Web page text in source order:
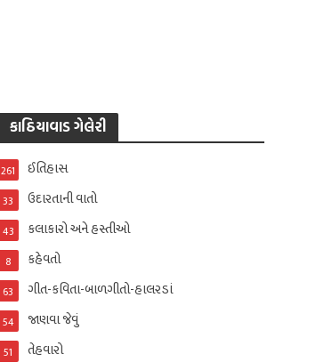
કાઠિયાવાડ ગેલેરી
ઈતિહાસ
261
ઉદારતાની વાતો
33
કલાકારો અને હસ્તીઓ
43
કહેવતો
8
ગીત-કવિતા-બાળગીતો-હાલરડાં
63
જાણવા જેવું
54
તેહવારો
51